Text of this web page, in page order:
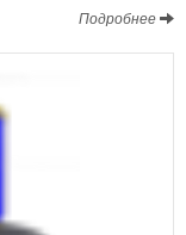
Подробнее